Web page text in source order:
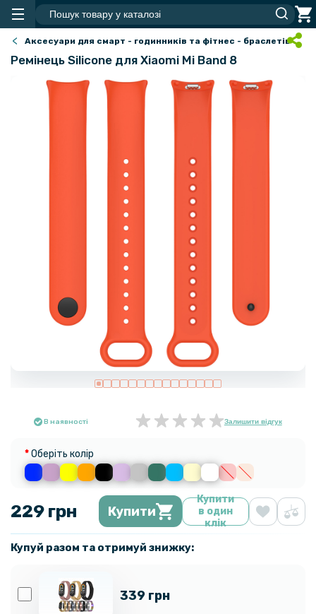
Аксесуари для смарт - годинників та фітнес - браслетів
Ремінець Silicone для Xiaomi Mi Band 8
В наявності Залишити відгук
Оберіть колір
229 грн Купити
Купити
в один
клік
Купуй разом та отримуй знижку:
339 грн